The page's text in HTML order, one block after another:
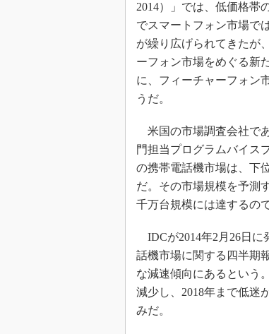
2014）」では、低価格帯
でスマートフォン市場で
が繰り広げられてきたが
ーフォン市場をめぐる新
に、フィーチャーフォン
うだ。
米国の市場調査会社であ
門担当プログラムバイス
の携帯電話機市場は、下
だ。その市場規模を予測
千万台規模には達するの
IDCが2014年2月26日に
話機市場に関する四半期
な減速傾向にあるという
減少し、2018年まで低迷
みだ。